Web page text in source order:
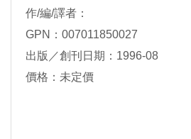
作/編/譯者：
GPN：007011850027
出版／創刊日期：1996-08
價格：未定價